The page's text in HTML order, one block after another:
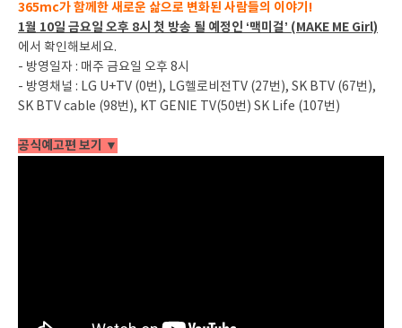
365mc가 함께한 새로운 삶으로 변화된 사람들의 이야기!
1월 10일 금요일 오후 8시 첫 방송 될 예정인 ‘맥미걸’ (MAKE ME Girl)
에서 확인해보세요.
- 방영일자 : 매주 금요일 오후 8시
- 방영채널 : LG U+TV (0번), LG헬로비전TV (27번), SK BTV (67번),
SK BTV cable (98번), KT GENIE TV(50번) SK Life (107번)
공식예고편 보기 ▼